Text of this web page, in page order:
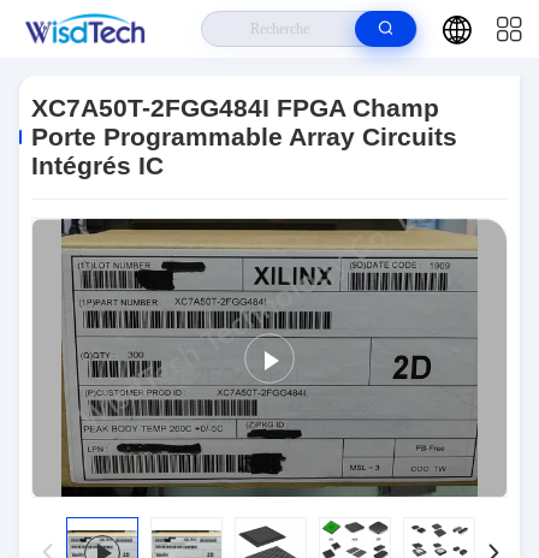
Champ Porte Programmable Array Circuits Intégrés IC
XC7A50T-2FGG484I FPGA Champ
Porte Programmable Array Circuits
Intégrés IC